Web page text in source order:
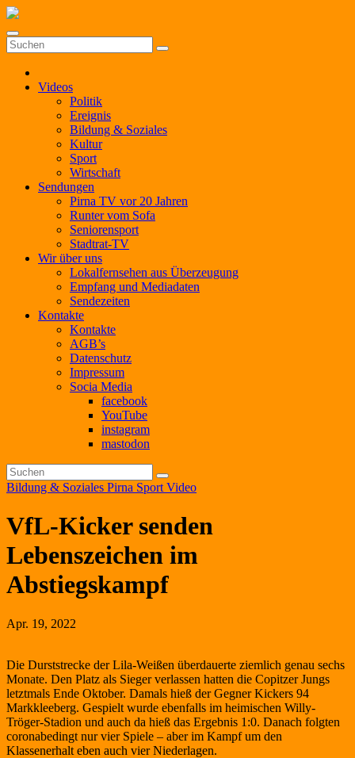
Zum
springen
Videos
Politik
Ereignis
Bildung & Soziales
Kultur
Sport
Wirtschaft
Sendungen
Pirna TV vor 20 Jahren
Runter vom Sofa
Seniorensport
Stadtrat-TV
Wir über uns
Lokalfernsehen aus Überzeugung
Empfang und Mediadaten
Sendezeiten
Kontakte
Kontakte
AGB’s
Datenschutz
Impressum
Socia Media
facebook
YouTube
instagram
mastodon
Bildung & Soziales Pirna Sport Video
VfL-Kicker senden
Lebenszeichen im
Abstiegskampf
Apr. 19, 2022
Die Durststrecke der Lila-Weißen überdauerte ziemlich genau sechs
Monate. Den Platz als Sieger verlassen hatten die Copitzer Jungs
letztmals Ende Oktober. Damals hieß der Gegner Kickers 94
Markkleeberg. Gespielt wurde ebenfalls im heimischen Willy-
Tröger-Stadion und auch da hieß das Ergebnis 1:0. Danach folgten
coronabedingt nur vier Spiele – aber im Kampf um den
Klassenerhalt eben auch vier Niederlagen.